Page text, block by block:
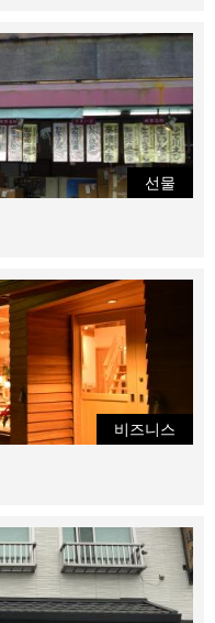
선물
비즈니스